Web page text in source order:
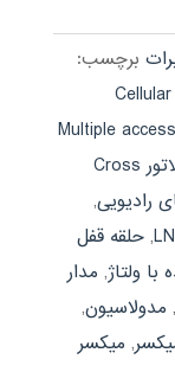
برچسب:
Multiple
اسیلاتور Cross
رادیویی,
, حلقه قفل
ولتاژ, مدار
مدولاسیون,
, میکسر